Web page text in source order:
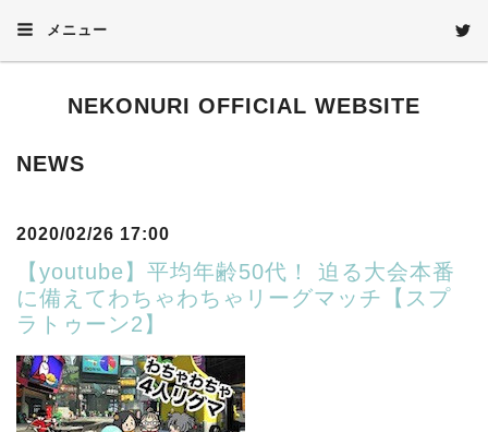
メニュー
NEKONURI OFFICIAL WEBSITE
NEWS
2020/02/26 17:00
【youtube】平均年齢50代！ 迫る大会本番
に備えてわちゃわちゃリーグマッチ【スプ
ラトゥーン2】